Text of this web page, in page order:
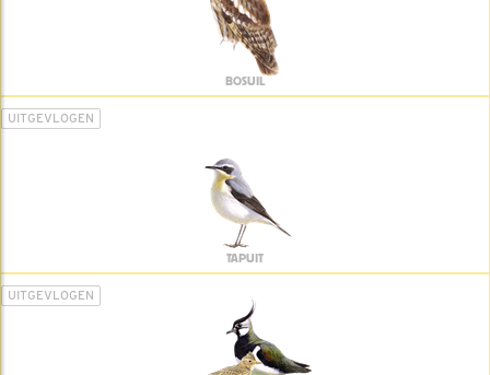
BOSUIL
UITGEVLOGEN
TAPUIT
UITGEVLOGEN